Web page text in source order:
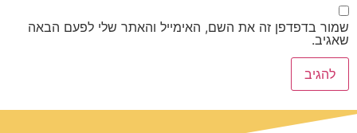
שמור בדפדפן זה את השם, האימייל והאתר שלי לפעם הבאה
שאגיב.